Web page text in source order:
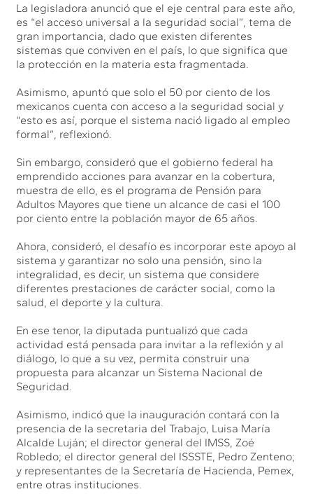
La legisladora anunció que el eje central para este año,
es “el acceso universal a la seguridad social”, tema de
gran importancia, dado que existen diferentes
sistemas que conviven en el país, lo que significa que
la protección en la materia esta fragmentada.
Asimismo, apuntó que solo el 50 por ciento de los
mexicanos cuenta con acceso a la seguridad social y
“esto es así, porque el sistema nació ligado al empleo
formal”, reflexionó.
Sin embargo, consideró que el gobierno federal ha
emprendido acciones para avanzar en la cobertura,
muestra de ello, es el programa de Pensión para
Adultos Mayores que tiene un alcance de casi el 100
por ciento entre la población mayor de 65 años.
Ahora, consideró, el desafío es incorporar este apoyo al
sistema y garantizar no solo una pensión, sino la
integralidad, es decir, un sistema que considere
diferentes prestaciones de carácter social, como la
salud, el deporte y la cultura.
En ese tenor, la diputada puntualizó que cada
actividad está pensada para invitar a la reflexión y al
diálogo, lo que a su vez, permita construir una
propuesta para alcanzar un Sistema Nacional de
Seguridad.
Asimismo, indicó que la inauguración contará con la
presencia de la secretaria del Trabajo, Luisa María
Alcalde Luján; el director general del IMSS, Zoé
Robledo; el director general del ISSSTE, Pedro Zenteno;
y representantes de la Secretaría de Hacienda, Pemex,
entre otras instituciones.